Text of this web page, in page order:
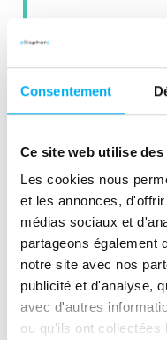
Consentement
Ce site web utilise des
Les cookies nous
et les annonces,
médias sociaux et
partageons également
notre site avec nos
publicité et d'analyse,
avec d'autres
ou qu'ils ont collectées
l'alerte
Mise en
que celui